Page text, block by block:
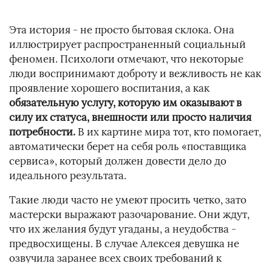
Эта история - не просто бытовая склока. Она
иллюстрирует распространенный социальный
феномен. Психологи отмечают, что некоторые
люди воспринимают доброту и вежливость не как
проявление хорошего воспитания, а как
обязательную услугу, которую им оказывают в
силу их статуса, внешности или просто наличия
потребности. В их картине мира тот, кто помогает,
автоматически берет на себя роль «поставщика
сервиса», который должен довести дело до
идеального результата.
Такие люди часто не умеют просить четко, зато
мастерски выражают разочарование. Они ждут,
что их желания будут угаданы, а неудобства -
предвосхищены. В случае Алексея девушка не
озвучила заранее всех своих требований к